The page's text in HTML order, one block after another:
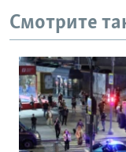
Смотрите